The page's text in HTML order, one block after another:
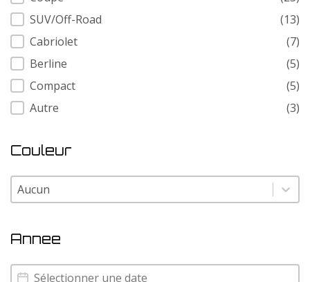
SUV/Off-Road
(13)
Cabriolet
(7)
Berline
(5)
Compact
(5)
Autre
(3)
Couleur
Couleur
Couleur
Annee
Annee
Annee